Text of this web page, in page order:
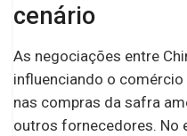
cenário
As negociações entre
influenciando o
nas compras da safra
outros fornecedores. No